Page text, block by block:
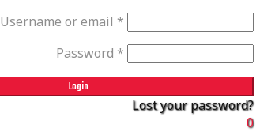
Username or email *
Password *
Login
Lost your password?
0